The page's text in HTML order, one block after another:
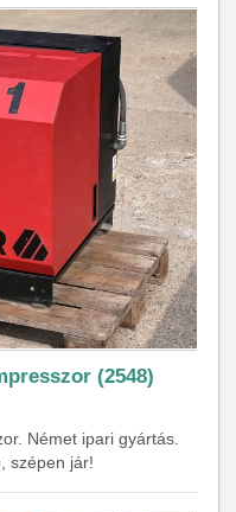
(2548)
Német ipari gyártás.
szépen jár!